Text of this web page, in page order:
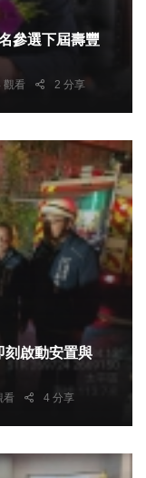
參選下屆壽豐
觀看 2 分享
刻啟動安置與
看 4 分享